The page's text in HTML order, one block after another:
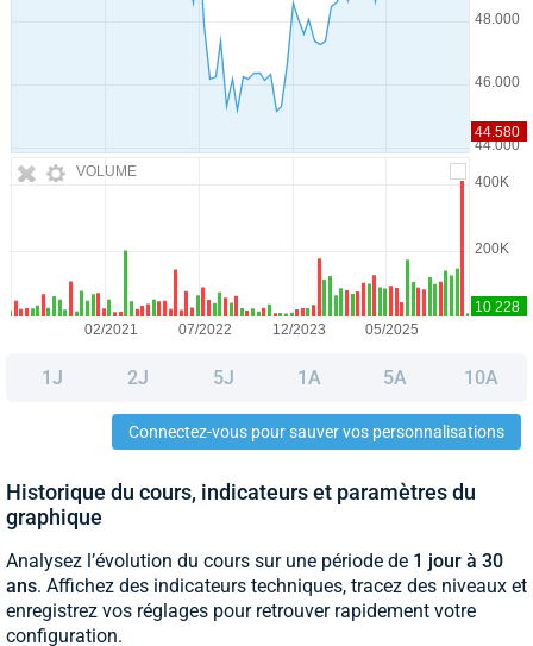
VOLUME
1J 2J 5J 1A 5A 10A
Connectez-vous pour sauver vos personnalisations
Historique du cours, indicateurs et paramètres du
graphique
Analysez l’évolution du cours sur une période de 1 jour à 30
ans. Affichez des indicateurs techniques, tracez des niveaux et
enregistrez vos réglages pour retrouver rapidement votre
configuration.